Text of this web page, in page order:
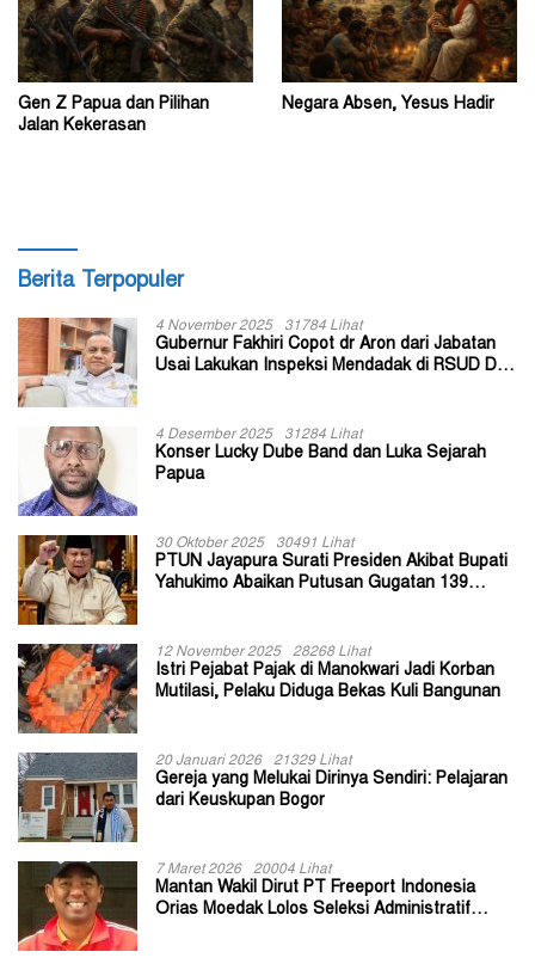
Gen Z Papua dan Pilihan
Jalan Kekerasan
Negara Absen, Yesus Hadir
Berita Terpopuler
4 November 2025 31784 Lihat
Gubernur Fakhiri Copot dr Aron dari Jabatan
Usai Lakukan Inspeksi Mendadak di RSUD Dok
4 Desember 2025 31284 Lihat
Konser Lucky Dube Band dan Luka Sejarah
Papua
30 Oktober 2025 30491 Lihat
PTUN Jayapura Surati Presiden Akibat Bupati
Yahukimo Abaikan Putusan Gugatan 139
12 November 2025 28268 Lihat
Istri Pejabat Pajak di Manokwari Jadi Korban
Mutilasi, Pelaku Diduga Bekas Kuli Bangunan
20 Januari 2026 21329 Lihat
Gereja yang Melukai Dirinya Sendiri: Pelajaran
dari Keuskupan Bogor
7 Maret 2026 20004 Lihat
Mantan Wakil Dirut PT Freeport Indonesia
Orias Moedak Lolos Seleksi Administratif